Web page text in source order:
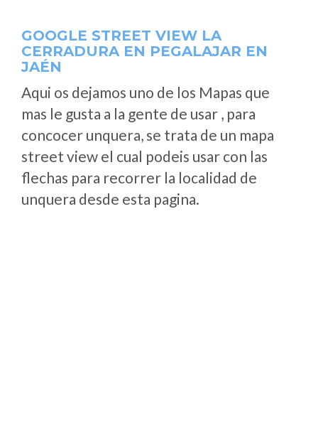
GOOGLE STREET VIEW LA
CERRADURA EN PEGALAJAR EN
JAÉN
Aqui os dejamos uno de los Mapas que
mas le gusta a la gente de usar , para
concocer unquera, se trata de un mapa
street view el cual podeis usar con las
flechas para recorrer la localidad de
unquera desde esta pagina.